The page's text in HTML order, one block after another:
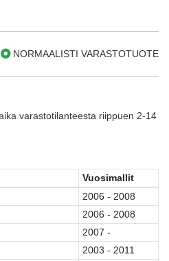
NORMAALISTI VARASTOTUOTE
varastotilanteesta riippuen 2-14
Vuosimallit
2006 - 2008
2006 - 2008
2007 -
2003 - 2011